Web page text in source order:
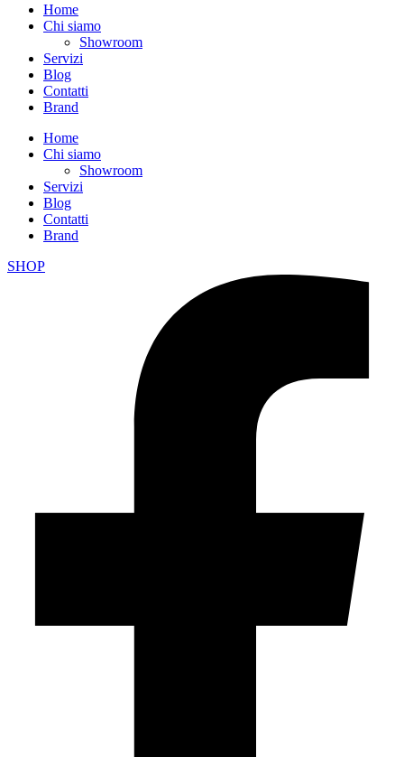
Home
Chi siamo
Showroom
Servizi
Blog
Contatti
Brand
Home
Chi siamo
Showroom
Servizi
Blog
Contatti
Brand
SHOP